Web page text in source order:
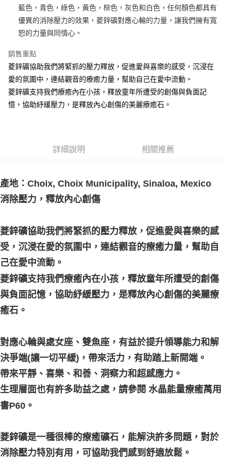
悠遊付
ATM付款
全家取貨付款
每筆NT$80，滿NT$3,000(含以上)免運費
7-11取貨付款
每筆NT$80，滿NT$3,000(含以上)免運費
付款後門市自取
藍色，青色，綠色，黃色，棕色，灰色和白色，任何顏色都具有
優異的消除壓力的效果，菱鋅礦對應心輪的力量，讓我們擁有寬
恕的力量與同情心。
銷售重點
菱鋅礦協助我們將緊抓的壓力釋放，促進愛與喜樂的感受，沉浸在
愛的氛圍中，連結觀音的療癒力量，幫助自己在愛中流動。
菱鋅礦支持我們療癒內在小孩，釋放童年所遭受的創傷與負面記
憶，協助紓緩壓力，是釋放內心創傷的美麗療癒石。
詳細說明 相關推薦
產地：Choix, Choix Municipality, Sinaloa, Mexico
消除壓力，釋放內心創傷
菱鋅礦協助我們將緊抓的壓力釋放，促進愛與喜樂的感
受，沉浸在愛的氛圍中，連結觀音的療癒力量，幫助自
己在愛中流動。
菱鋅礦支持我們療癒內在小孩，釋放童年所遭受的創傷
與負面記憶，協助紓緩壓力，是釋放內心創傷的美麗療
癒石。
對應心輪與處女座、雙魚座，有益於提升領導能力和解
決爭端(讓一切平緩)，帶來活力，有助踏上新開端。
帶來平靜、喜樂、和善、洞察力和超感應力。
生理層面也有許多助益之處，請參閱 水晶能量療癒萬用
書P60。
菱鋅礦是一種很棒的療癒礦石，能解決許多問題，對於
消除壓力特別有用，可協助我們感到舒適放鬆。